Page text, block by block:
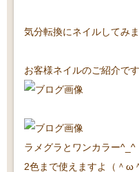
気分転換にネイルしてみ
お客様ネイルのご紹介です
ラメグラとワンカラー^_^
2色まで使えますよ（＾ω